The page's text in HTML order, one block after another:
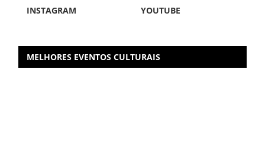
INSTAGRAM
YOUTUBE
MELHORES EVENTOS CULTURAIS